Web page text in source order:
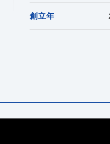
創立年